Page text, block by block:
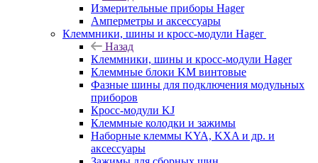
Измерительные приборы Hager
Амперметры и аксессуары
Клеммники, шины и кросс-модули Hager
Назад
Клеммники, шины и кросс-модули Hager
Клеммные блоки KM винтовые
Фазные шины для подключения модульных
приборов
Кросс-модули KJ
Клеммные колодки и зажимы
Наборные клеммы KYA, KXA и др. и
аксессуары